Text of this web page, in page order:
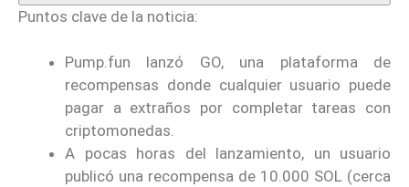
Puntos clave de la noticia:
Pump.fun lanzó GO, una plataforma de
recompensas donde cualquier usuario puede
pagar a extraños por completar tareas con
criptomonedas.
A pocas horas del lanzamiento, un usuario
publicó una recompensa de 10.000 SOL (cerca